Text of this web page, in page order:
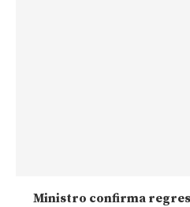
Ministro confirma